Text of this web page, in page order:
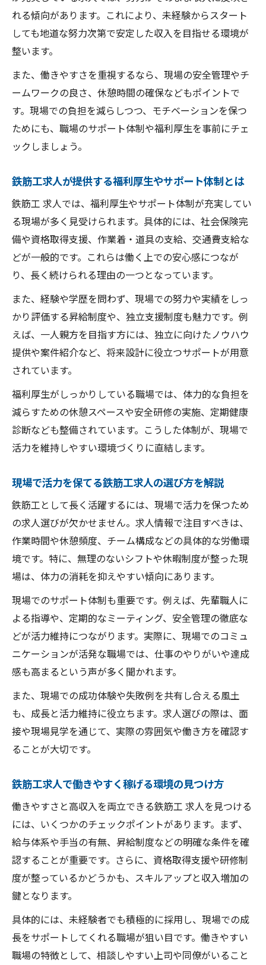
れる傾向があります。これにより、未経験からスタート
しても地道な努力次第で安定した収入を目指せる環境が
整います。
また、働きやすさを重視するなら、現場の安全管理やチ
ームワークの良さ、休憩時間の確保などもポイントで
す。現場での負担を減らしつつ、モチベーションを保つ
ためにも、職場のサポート体制や福利厚生を事前にチェ
ックしましょう。
鉄筋工求人が提供する福利厚生やサポート体制とは
鉄筋工 求人では、福利厚生やサポート体制が充実してい
る現場が多く見受けられます。具体的には、社会保険完
備や資格取得支援、作業着・道具の支給、交通費支給な
どが一般的です。これらは働く上での安心感につなが
り、長く続けられる理由の一つとなっています。
また、経験や学歴を問わず、現場での努力や実績をしっ
かり評価する昇給制度や、独立支援制度も魅力です。例
えば、一人親方を目指す方には、独立に向けたノウハウ
提供や案件紹介など、将来設計に役立つサポートが用意
されています。
福利厚生がしっかりしている職場では、体力的な負担を
減らすための休憩スペースや安全研修の実施、定期健康
診断なども整備されています。こうした体制が、現場で
活力を維持しやすい環境づくりに直結します。
現場で活力を保てる鉄筋工求人の選び方を解説
鉄筋工として長く活躍するには、現場で活力を保つため
の求人選びが欠かせません。求人情報で注目すべきは、
作業時間や休憩頻度、チーム構成などの具体的な労働環
境です。特に、無理のないシフトや休暇制度が整った現
場は、体力の消耗を抑えやすい傾向にあります。
現場でのサポート体制も重要です。例えば、先輩職人に
よる指導や、定期的なミーティング、安全管理の徹底な
どが活力維持につながります。実際に、現場でのコミュ
ニケーションが活発な職場では、仕事のやりがいや達成
感も高まるという声が多く聞かれます。
また、現場での成功体験や失敗例を共有し合える風土
も、成長と活力維持に役立ちます。求人選びの際は、面
接や現場見学を通じて、実際の雰囲気や働き方を確認す
ることが大切です。
鉄筋工求人で働きやすく稼げる環境の見つけ方
働きやすさと高収入を両立できる鉄筋工 求人を見つける
には、いくつかのチェックポイントがあります。まず、
給与体系や手当の有無、昇給制度などの明確な条件を確
認することが重要です。さらに、資格取得支援や研修制
度が整っているかどうかも、スキルアップと収入増加の
鍵となります。
具体的には、未経験者でも積極的に採用し、現場での成
長をサポートしてくれる職場が狙い目です。働きやすい
職場の特徴として、相談しやすい上司や同僚がいること